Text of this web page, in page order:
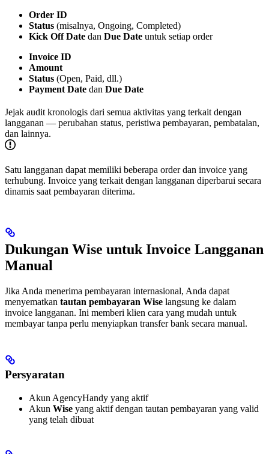
Order ID
Status (misalnya, Ongoing, Completed)
Kick Off Date dan Due Date untuk setiap order
Invoice ID
Amount
Status (Open, Paid, dll.)
Payment Date dan Due Date
Jejak audit kronologis dari semua aktivitas yang terkait dengan
langganan — perubahan status, peristiwa pembayaran, pembatalan,
dan lainnya.
Satu langganan dapat memiliki beberapa order dan invoice yang
terhubung. Invoice yang terkait dengan langganan diperbarui secara
dinamis saat pembayaran diterima.
Dukungan Wise untuk Invoice Langganan
Manual
Jika Anda menerima pembayaran internasional, Anda dapat
menyematkan tautan pembayaran Wise langsung ke dalam
invoice langganan. Ini memberi klien cara yang mudah untuk
membayar tanpa perlu menyiapkan transfer bank secara manual.
Persyaratan
Akun AgencyHandy yang aktif
Akun Wise yang aktif dengan tautan pembayaran yang valid
yang telah dibuat